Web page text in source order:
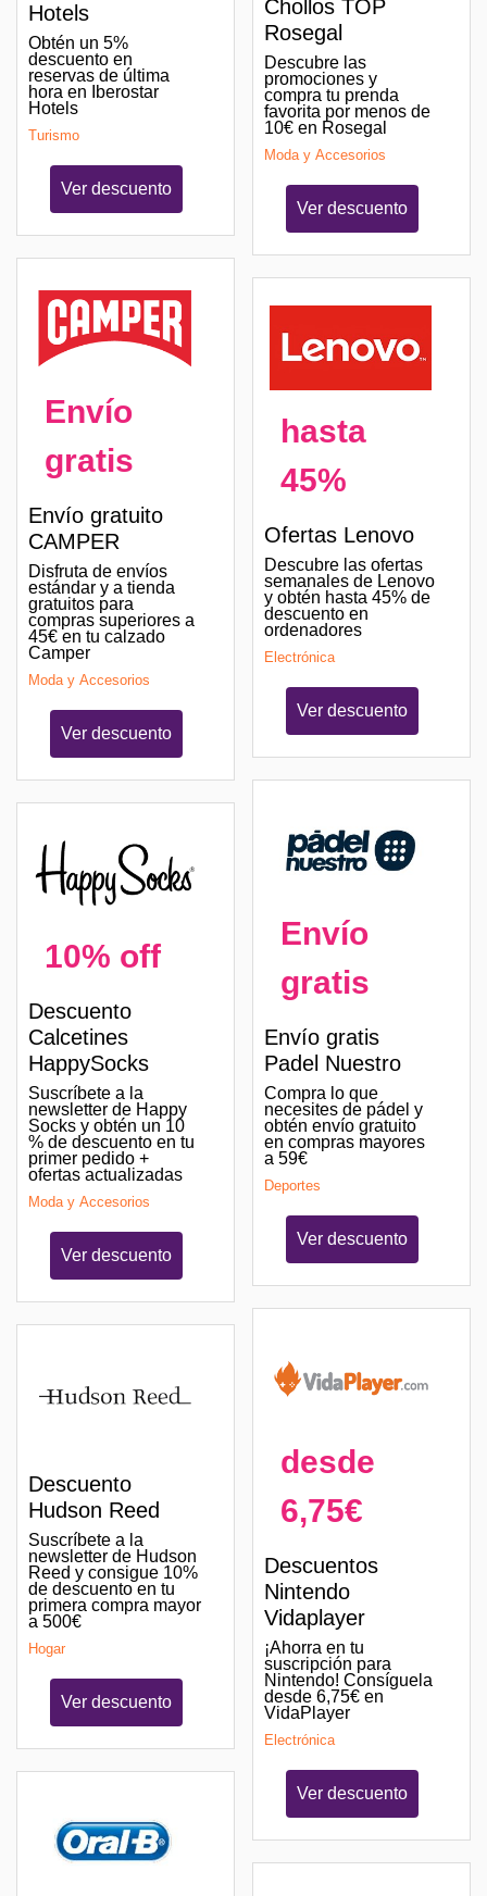
Hotels
Obtén un 5%
descuento en
reservas de última
hora en Iberostar
Hotels
Turismo
Ver descuento
Envío
gratis
Envío gratuito
CAMPER
Disfruta de envíos
estándar y a tienda
gratuitos para
compras superiores a
45€ en tu calzado
Camper
Moda y Accesorios
Ver descuento
10% off
Descuento
Calcetines
HappySocks
Suscríbete a la
newsletter de Happy
Socks y obtén un 10
% de descuento en tu
primer pedido +
ofertas actualizadas
Moda y Accesorios
Ver descuento
Descuento
Hudson Reed
Suscríbete a la
newsletter de Hudson
Reed y consigue 10%
de descuento en tu
primera compra mayor
a 500€
Hogar
Ver descuento
Chollos TOP
Rosegal
Descubre las
promociones y
compra tu prenda
favorita por menos de
10€ en Rosegal
Moda y Accesorios
Ver descuento
hasta
45%
Ofertas Lenovo
Descubre las ofertas
semanales de Lenovo
y obtén hasta 45% de
descuento en
ordenadores
Electrónica
Ver descuento
Envío
gratis
Envío gratis
Padel Nuestro
Compra lo que
necesites de pádel y
obtén envío gratuito
en compras mayores
a 59€
Deportes
Ver descuento
desde
6,75€
Descuentos
Nintendo
Vidaplayer
¡Ahorra en tu
suscripción para
Nintendo! Consíguela
desde 6,75€ en
VidaPlayer
Electrónica
Ver descuento